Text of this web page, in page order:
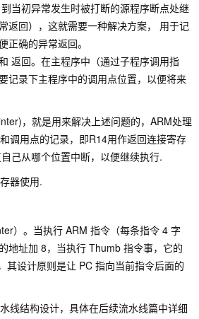
当初异常发生时被打断的源程序断点处继
返回），这就需要一种解决方案， 用于记
正确的异常返回。
返回。在主程序中（通过子程序调用指
记录下主程序中的调用点位置，以便将来
，就是用来解决上述问题的，ARM处理
调用点的记录，即R14用作返回连接寄存
己从哪个位置中断，以便继续执行.
器使用.
）。当执行 ARM 指令（每条指令 4 字
地址加 8，当执行 Thumb 指令事，它的
其设计原则是让 PC 指向当前指令后面的
线结构设计，具体在后续流水线篇中详细